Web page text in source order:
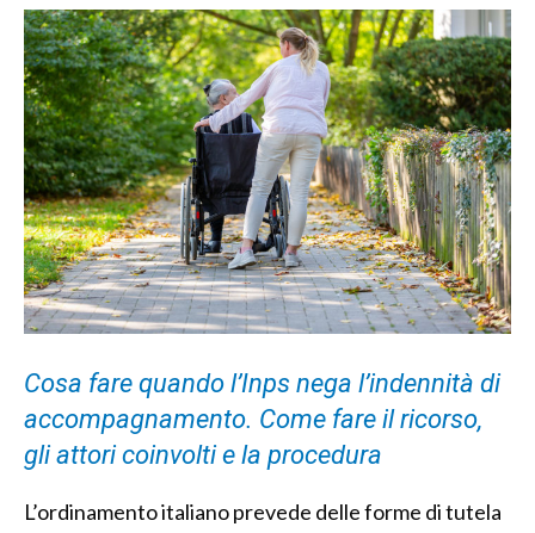
Cosa fare quando l’Inps nega l’indennità di
accompagnamento. Come fare il ricorso,
gli attori coinvolti e la procedura
L’ordinamento italiano prevede delle forme di tutela